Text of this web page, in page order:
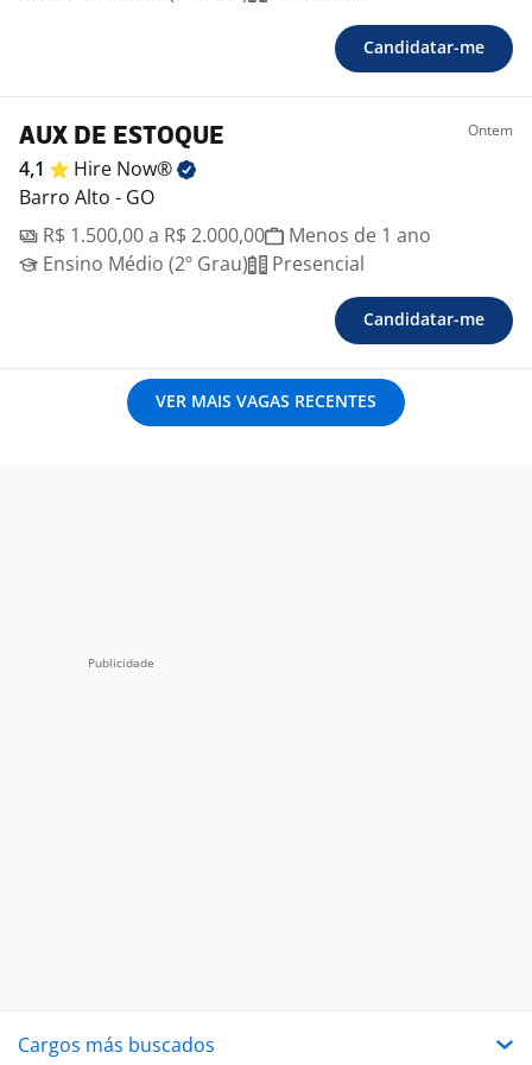
Candidatar-me
AUX DE ESTOQUE Ontem
4,1 Hire Now®
Barro Alto - GO
R$ 1.500,00 a R$ 2.000,00
Menos de 1 ano
Ensino Médio (2º Grau)
Presencial
Candidatar-me
VER MAIS VAGAS RECENTES
Cargos más buscados